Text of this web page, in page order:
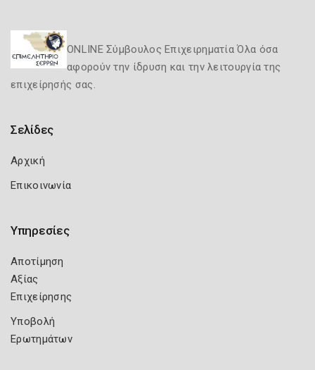
ONLINE Σύμβουλος Επιχειρηματία Όλα όσα
αφορούν την ίδρυση και την λειτουργία της
επιχείρησής σας.
Σελίδες
Αρχική
Επικοινωνία
Υπηρεσίες
Αποτίμηση
Αξίας
Επιχείρησης
Υποβολή
Ερωτημάτων